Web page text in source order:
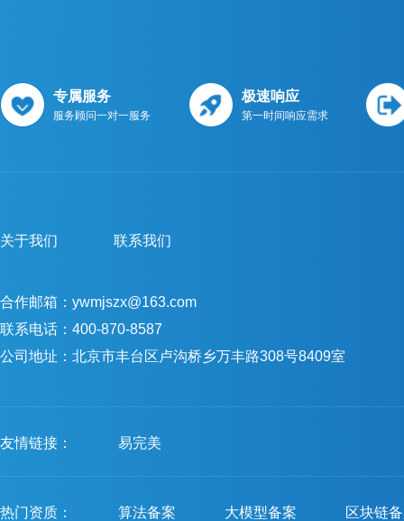
专属服务
服务顾问一对一服务
极速响应
第一时间响应需求
关于我们 联系我们
合作邮箱：ywmjszx@163.com
联系电话：400-870-8587
公司地址：北京市丰台区卢沟桥乡万丰路308号8409室
友情链接： 易完美
热门资质： 算法备案 大模型备案
区块链